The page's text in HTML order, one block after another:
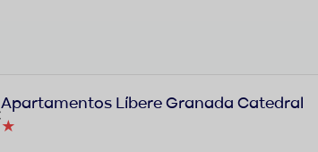
Apartamentos Líbere Granada Catedral
★